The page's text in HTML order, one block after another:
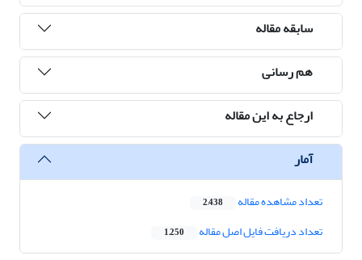
سابقه مقاله
هم رسانی
ارجاع به این مقاله
آمار
تعداد مشاهده مقاله 2,438
تعداد دریافت فایل اصل مقاله 1,250